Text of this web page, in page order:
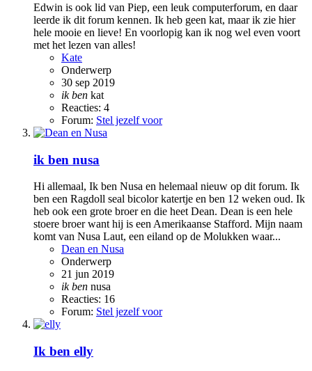
Edwin is ook lid van Piep, een leuk computerforum, en daar
leerde ik dit forum kennen. Ik heb geen kat, maar ik zie hier
hele mooie en lieve! En voorlopig kan ik nog wel even voort
met het lezen van alles!
Kate
Onderwerp
30 sep 2019
ik ben kat
Reacties: 4
Forum: Stel jezelf voor
ik ben nusa
Hi allemaal, Ik ben Nusa en helemaal nieuw op dit forum. Ik
ben een Ragdoll seal bicolor katertje en ben 12 weken oud. Ik
heb ook een grote broer en die heet Dean. Dean is een hele
stoere broer want hij is een Amerikaanse Stafford. Mijn naam
komt van Nusa Laut, een eiland op de Molukken waar...
Dean en Nusa
Onderwerp
21 jun 2019
ik ben nusa
Reacties: 16
Forum: Stel jezelf voor
Ik ben elly